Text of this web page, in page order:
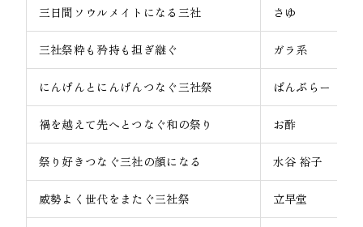
三日間ソウルメイトになる三社 さゆ
三社祭粋も矜持も担ぎ継ぐ ガラ系
にんげんとにんげんつなぐ三社祭 ばんぶらー
禍を越えて先へとつなぐ和の祭り お酢
祭り好きつなぐ三社の顔になる 水谷 裕子
威勢よく世代をまたぐ三社祭 立早堂